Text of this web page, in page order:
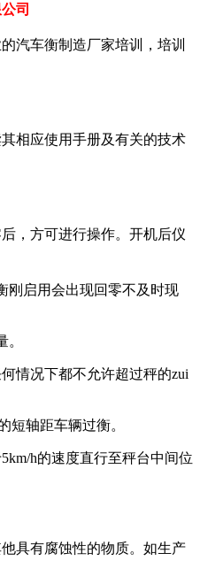
司
汽车衡制造厂家培训，培训
相应使用手册及有关的技术
，方可进行操作。开机后仪
刚启用会出现回零不及时现
。
情况下都不允许超过秤的zui
短轴距车辆过衡。
h的速度直行至秤台中间位
具有腐蚀性的物质。如生产